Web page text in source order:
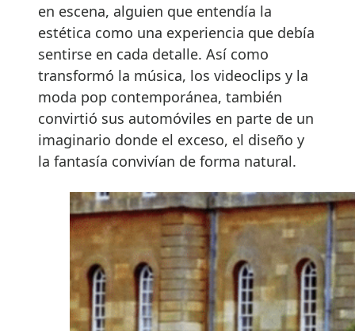
en escena, alguien que entendía la
estética como una experiencia que debía
sentirse en cada detalle. Así como
transformó la música, los videoclips y la
moda pop contemporánea, también
convirtió sus automóviles en parte de un
imaginario donde el exceso, el diseño y
la fantasía convivían de forma natural.